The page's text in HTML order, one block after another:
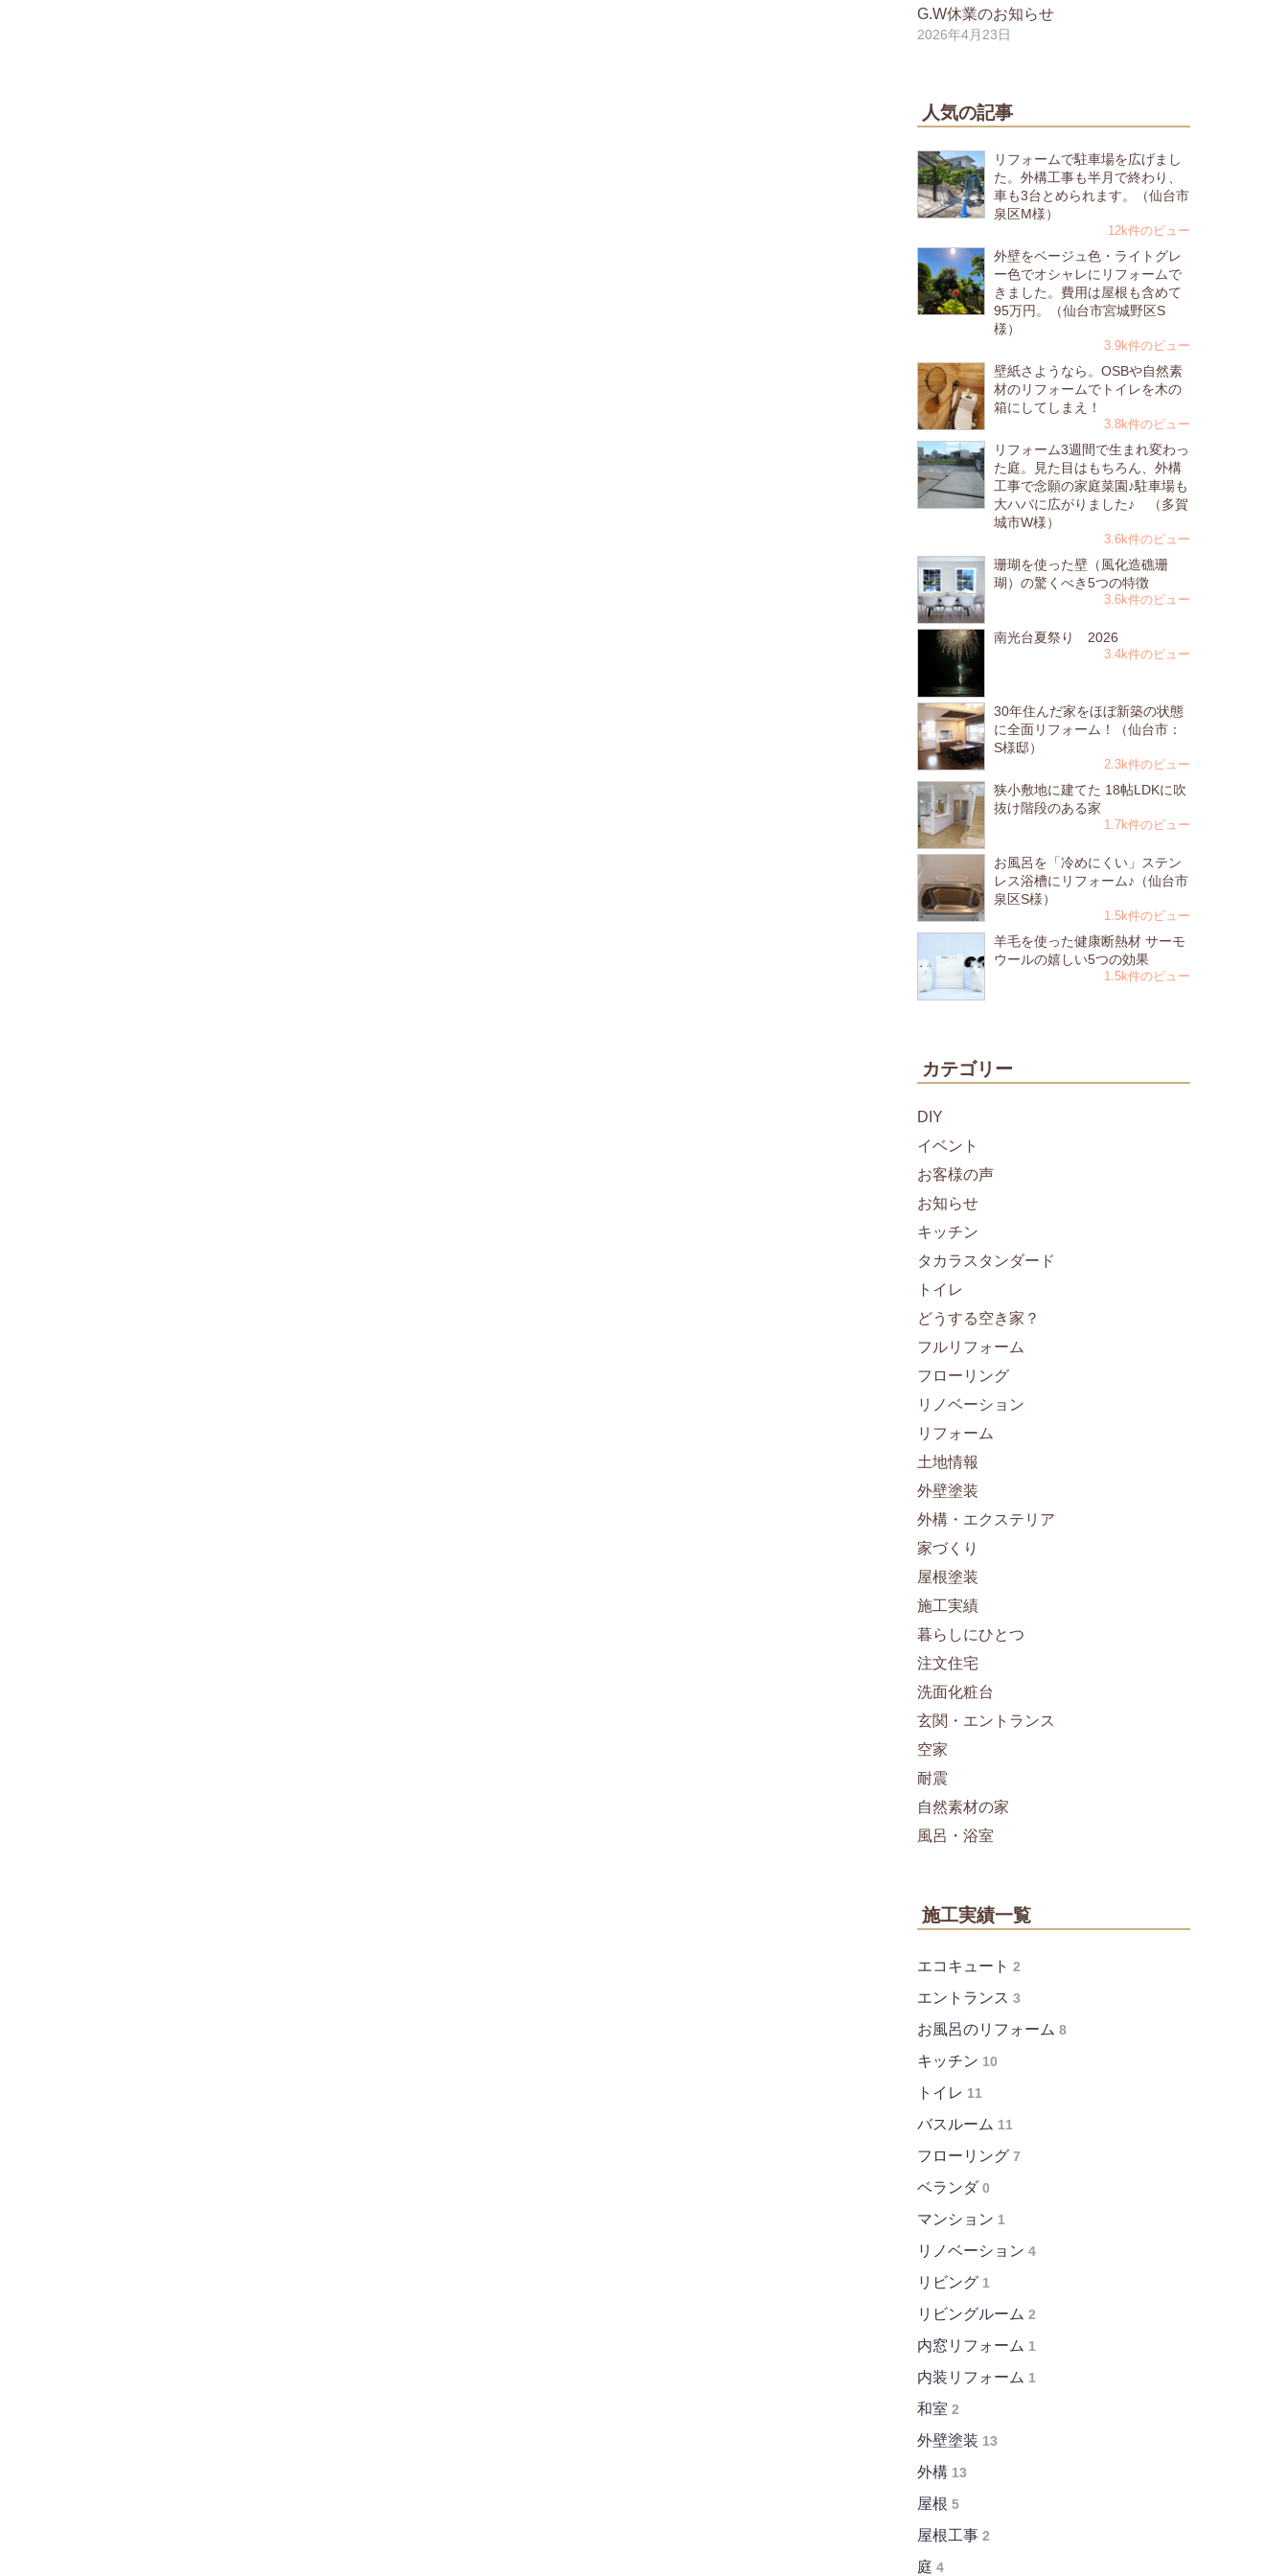
G.W休業のお知らせ
2026年4月23日
人気の記事
リフォームで駐車場を広げまし
た。外構工事も半月で終わり、
車も3台とめられます。（仙台市
泉区M様）
12k件のビュー
外壁をベージュ色・ライトグレ
ー色でオシャレにリフォームで
きました。費用は屋根も含めて
95万円。（仙台市宮城野区S
様）
3.9k件のビュー
壁紙さようなら。OSBや自然素
材のリフォームでトイレを木の
箱にしてしまえ！
3.8k件のビュー
リフォーム3週間で生まれ変わっ
た庭。見た目はもちろん、外構
工事で念願の家庭菜園♪駐車場も
大ハバに広がりました♪ （多賀
城市W様）
3.6k件のビュー
珊瑚を使った壁（風化造礁珊
瑚）の驚くべき5つの特徴
3.6k件のビュー
南光台夏祭り 2026
3.4k件のビュー
30年住んだ家をほぼ新築の状態
に全面リフォーム！（仙台市：
S様邸）
2.3k件のビュー
狭小敷地に建てた 18帖LDKに吹
抜け階段のある家
1.7k件のビュー
お風呂を「冷めにくい」ステン
レス浴槽にリフォーム♪（仙台市
泉区S様）
1.5k件のビュー
羊毛を使った健康断熱材 サーモ
ウールの嬉しい5つの効果
1.5k件のビュー
カテゴリー
DIY
イベント
お客様の声
お知らせ
キッチン
タカラスタンダード
トイレ
どうする空き家？
フルリフォーム
フローリング
リノベーション
リフォーム
土地情報
外壁塗装
外構・エクステリア
家づくり
屋根塗装
施工実績
暮らしにひとつ
注文住宅
洗面化粧台
玄関・エントランス
空家
耐震
自然素材の家
風呂・浴室
施工実績一覧
エコキュート 2
エントランス 3
お風呂のリフォーム 8
キッチン 10
トイレ 11
バスルーム 11
フローリング 7
ベランダ 0
マンション 1
リノベーション 4
リビング 1
リビングルーム 2
内窓リフォーム 1
内装リフォーム 1
和室 2
外壁塗装 13
外構 13
屋根 5
屋根工事 2
庭 4